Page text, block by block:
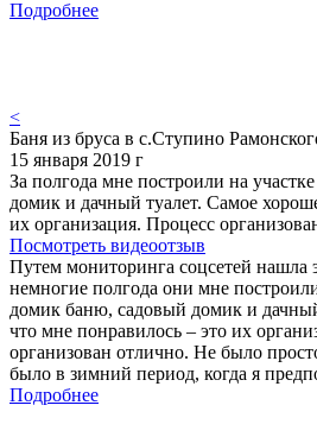
Подробнее
<
Баня из бруса в с.Ступино
15 января 2019 г
За полгода мне построили на
домик и дачный туалет. Самое
их организация. Процесс
Посмотреть видеоотзыв
Путем мониторинга соцсетей нашла
немногие полгода они мне
домик баню, садовый домик и
что мне понравилось – это их
организован отлично. Не было
было в зимний период, когда я
Подробнее